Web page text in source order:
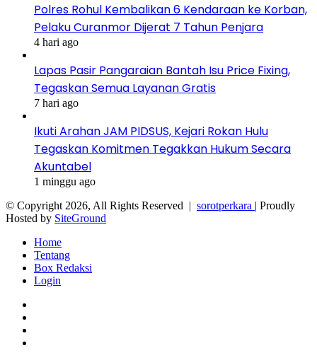
Polres Rohul Kembalikan 6 Kendaraan ke Korban,
Pelaku Curanmor Dijerat 7 Tahun Penjara
4 hari ago
Lapas Pasir Pangaraian Bantah Isu Price Fixing,
Tegaskan Semua Layanan Gratis
7 hari ago
Ikuti Arahan JAM PIDSUS, Kejari Rokan Hulu
Tegaskan Komitmen Tegakkan Hukum Secara
Akuntabel
1 minggu ago
© Copyright 2026, All Rights Reserved | sorotperkara | Proudly
Hosted by SiteGround
Home
Tentang
Box Redaksi
Login